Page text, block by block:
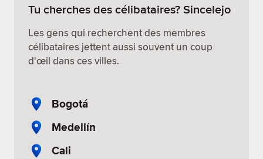
Tu cherches des célibataires? Sincelejo
Les gens qui recherchent des membres
célibataires jettent aussi souvent un coup
d'œil dans ces villes.
Bogotá
Medellín
Cali